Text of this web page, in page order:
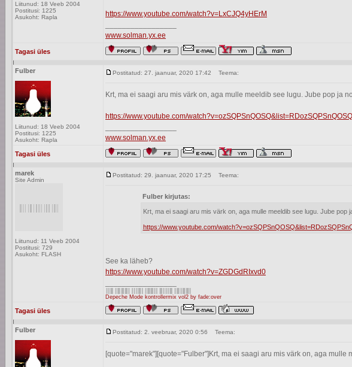
Liitunud: 18 Veeb 2004
Postitusi: 1225
Asukoht: Rapla
https://www.youtube.com/watch?v=LxCJQ4yHErM
www.solman.yx.ee
Tagasi üles
Fulber
Liitunud: 18 Veeb 2004
Postitusi: 1225
Asukoht: Rapla
Postitatud: 27. jaanuar, 2020 17:42 Teema:
Krt, ma ei saagi aru mis värk on, aga mulle meeldib see lugu. Jube pop ja
https://www.youtube.com/
www.solman.yx.ee
Tagasi üles
marek
Site Admin
Liitunud: 11 Veeb 2004
Postitusi: 729
Asukoht: FLASH
Postitatud: 29. jaanuar, 2020 17:25 Teema:
Fulber kirjutas:
Krt, ma ei saagi aru mis värk on, aga mulle meeldib see lugu. Jube pop
https://www.youtube.com/
See ka läheb?
https://www.youtube.com/watch?v=ZGDGdRIxvd0
Depeche Mode kontrollermix vol2 by fade:over
Tagasi üles
Fulber Postitatud: 2. veebruar, 2020 0:56 Teema:
[quote="marek"][quote="Fulber"]Krt, ma ei saagi aru mis värk on, aga